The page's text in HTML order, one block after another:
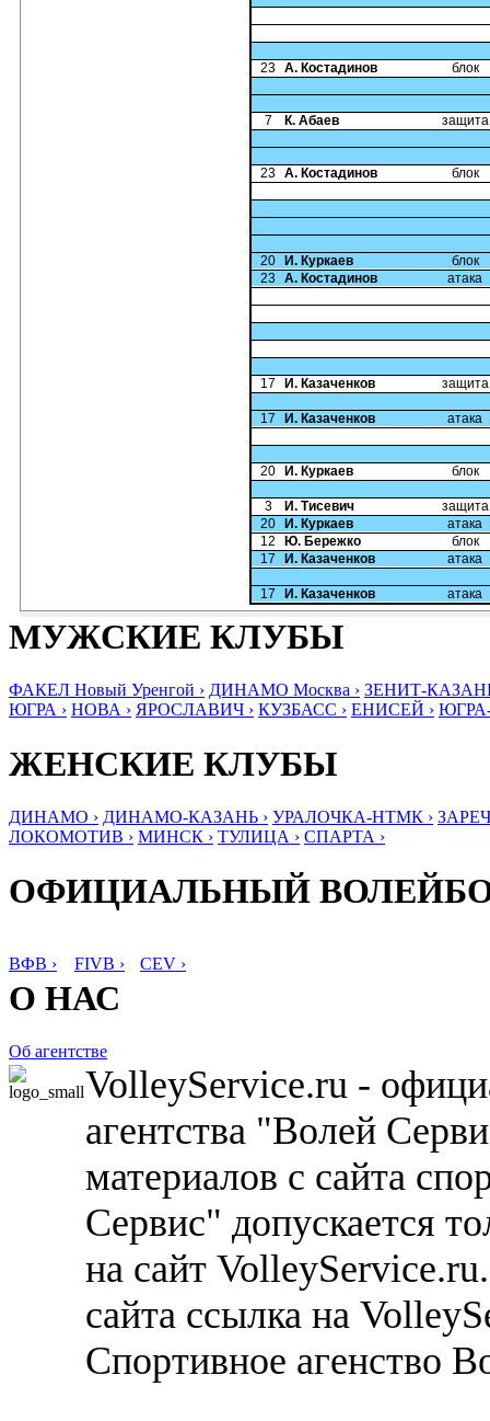
23 А. Костадинов блок
7 К. Абаев защита
23 А. Костадинов блок
20 И. Куркаев
блок
23 А. Костадинов атака
17 И. Казаченков защита
17 И. Казаченков атака
20 И. Куркаев блок
3 И. Тисевич
защита
20
И. Куркаев
атака
12
Ю. Бережко
блок
17
И. Казаченков атака
17 И. Казаченков атака
МУЖСКИЕ КЛУБЫ
ФАКЕЛ Новый Уренгой › ДИНАМО Москва › ЗЕНИТ-
ЮГРА › НОВА › ЯРОСЛАВИЧ › КУЗБАСС › ЕНИСЕЙ ›
ЖЕНСКИЕ КЛУБЫ
ДИНАМО › ДИНАМО-КАЗАНЬ › УРАЛОЧКА-НТМК ›
ЛОКОМОТИВ › МИНСК › ТУЛИЦА › СПАРТА ›
ОФИЦИАЛЬНЫЙ
ВФВ › FIVB › CEV ›
О НАС
Об агентстве
VolleyService.ru -
агентства "Волей
материалов с сайта
Сервис" допускается
на сайт
сайта ссылка на
Спортивное агенство